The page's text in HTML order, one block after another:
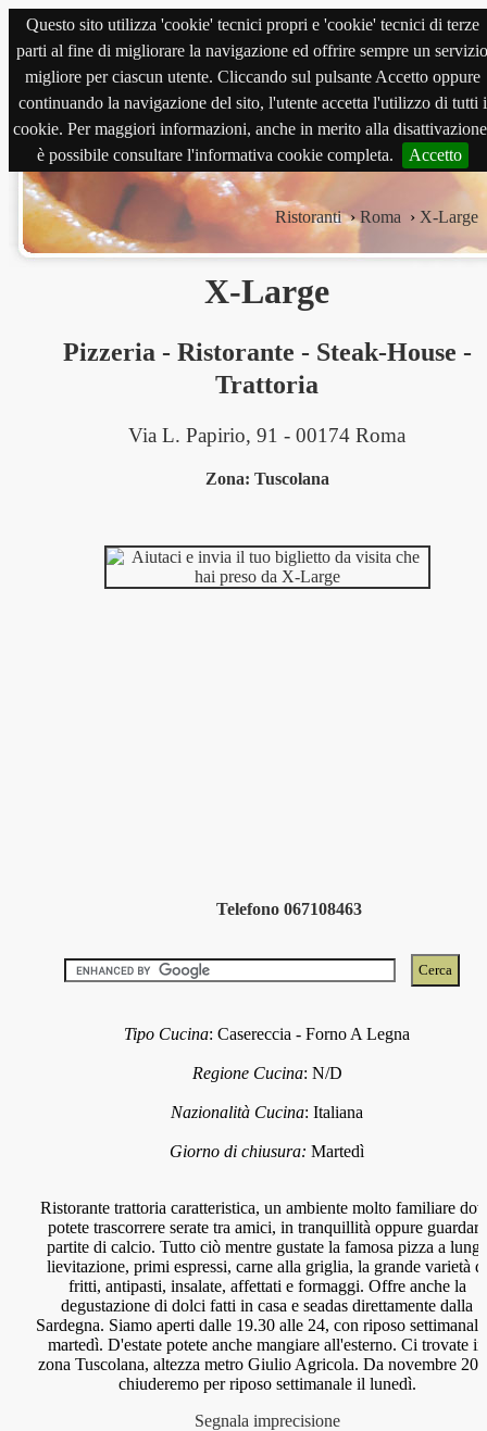
Questo sito utilizza 'cookie' tecnici propri e 'cookie' tecnici di terze
parti al fine di migliorare la navigazione ed offrire sempre un servizio
migliore per ciascun utente. Cliccando sul pulsante Accetto oppure
continuando la navigazione del sito, l'utente accetta l'utilizzo di tutti i
cookie. Per maggiori informazioni, anche in merito alla
è possibile consultare l'informativa cookie completa.
Accetto
magnabene.com
Ristoranti ›Roma › X-Large
X-Large
Pizzeria- Ristorante - Steak-House -
Trattoria
Via L. Papirio, 91 - 00174 Roma
Zona: Tuscolana
Telefono 067108463
Tipo Cucina:Casereccia -Forno A Legna
Regione Cucina: N/D
Nazionalità Cucina:Italiana
Giorno di chiusura:Martedì
Ristorante trattoria caratteristica, un ambiente molto familiare
potete trascorrere serate tra amici, in tranquillità oppure guardare
partite di calcio. Tutto ciò mentre gustate la famosa pizza a lunga
lievitazione, primi espressi, carne alla griglia, la grande varietà di
fritti, antipasti, insalate, affettati e formaggi. Offre anche la
degustazione di dolci fatti in casa e seadas direttamente dalla
Sardegna. Siamo aperti dalle 19.30 alle 24, con riposo
martedì. D'estate potete anche mangiare all'esterno. Ci trovate in
zona Tuscolana, altezza metro Giulio Agricola. Da novembre
chiuderemo per riposo settimanale il lunedì.
Segnala imprecisione